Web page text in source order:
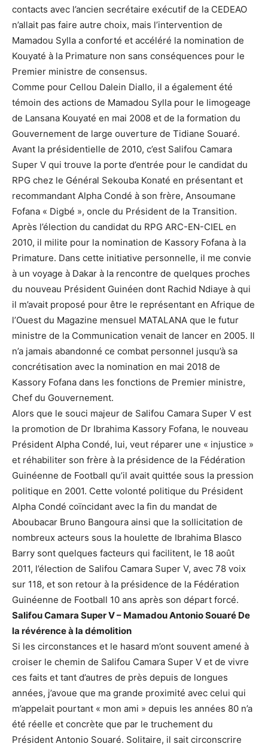
contacts avec l’ancien secrétaire exécutif de la CEDEAO
n’allait pas faire autre choix, mais l’intervention de
Mamadou Sylla a conforté et accéléré la nomination de
Kouyaté à la Primature non sans conséquences pour le
Premier ministre de consensus.
Comme pour Cellou Dalein Diallo, il a également été
témoin des actions de Mamadou Sylla pour le limogeage
de Lansana Kouyaté en mai 2008 et de la formation du
Gouvernement de large ouverture de Tidiane Souaré.
Avant la présidentielle de 2010, c’est Salifou Camara
Super V qui trouve la porte d’entrée pour le candidat du
RPG chez le Général Sekouba Konaté en présentant et
recommandant Alpha Condé à son frère, Ansoumane
Fofana « Digbé », oncle du Président de la Transition.
Après l’élection du candidat du RPG ARC-EN-CIEL en
2010, il milite pour la nomination de Kassory Fofana à la
Primature. Dans cette initiative personnelle, il me convie
à un voyage à Dakar à la rencontre de quelques proches
du nouveau Président Guinéen dont Rachid Ndiaye à qui
il m’avait proposé pour être le représentant en Afrique de
l’Ouest du Magazine mensuel MATALANA que le futur
ministre de la Communication venait de lancer en 2005. Il
n’a jamais abandonné ce combat personnel jusqu’à sa
concrétisation avec la nomination en mai 2018 de
Kassory Fofana dans les fonctions de Premier ministre,
Chef du Gouvernement.
Alors que le souci majeur de Salifou Camara Super V est
la promotion de Dr Ibrahima Kassory Fofana, le nouveau
Président Alpha Condé, lui, veut réparer une « injustice »
et réhabiliter son frère à la présidence de la Fédération
Guinéenne de Football qu’il avait quittée sous la pression
politique en 2001. Cette volonté politique du Président
Alpha Condé coïncidant avec la fin du mandat de
Aboubacar Bruno Bangoura ainsi que la sollicitation de
nombreux acteurs sous la houlette de Ibrahima Blasco
Barry sont quelques facteurs qui facilitent, le 18 août
2011, l’élection de Salifou Camara Super V, avec 78 voix
sur 118, et son retour à la présidence de la Fédération
Guinéenne de Football 10 ans après son départ forcé.
Salifou Camara Super V – Mamadou Antonio Souaré De
la révérence à la démolition
Si les circonstances et le hasard m’ont souvent amené à
croiser le chemin de Salifou Camara Super V et de vivre
ces faits et tant d’autres de près depuis de longues
années, j’avoue que ma grande proximité avec celui qui
m’appelait pourtant « mon ami » depuis les années 80 n’a
été réelle et concrète que par le truchement du
Président Antonio Souaré. Solitaire, il sait circonscrire